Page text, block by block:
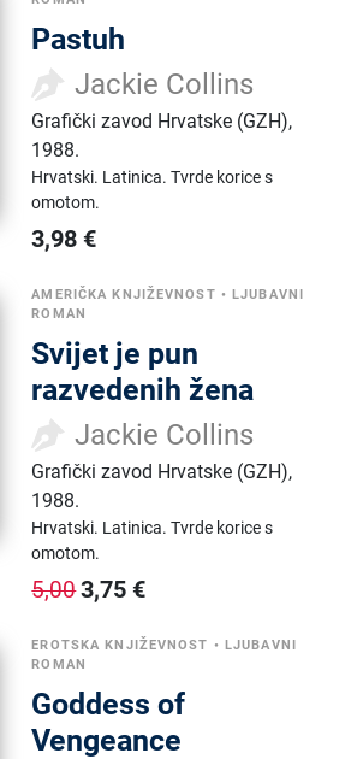
Pastuh
Jackie Collins
Grafički zavod Hrvatske (GZH),
1988.
Hrvatski. Latinica.Tvrde korice s
omotom.
3,98 €
AMERIČKA KNJIŽEVNOST •LJUBAVNI
ROMAN
Svijet je pun
razvedenih žena
Jackie Collins
Grafički zavod Hrvatske (GZH),
1988.
Hrvatski. Latinica.Tvrde korice s
omotom.
5,003,75 €
EROTSKA KNJIŽEVNOST • LJUBAVNI
ROMAN
Goddess of
Vengeance